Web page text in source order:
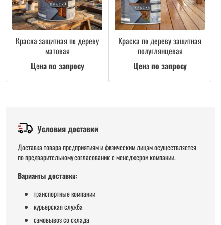
Краска защитная по дереву
матовая
Цена по запросу
Краска по дереву защитная
полуглянцевая
Цена по запросу
Условия доставки
Доставка товара предприятиям и физическим лицам осуществляется
по предварительному согласованию с менеджером компании.
Варианты доставки:
транспортные компании
курьерская служба
самовывоз со склада